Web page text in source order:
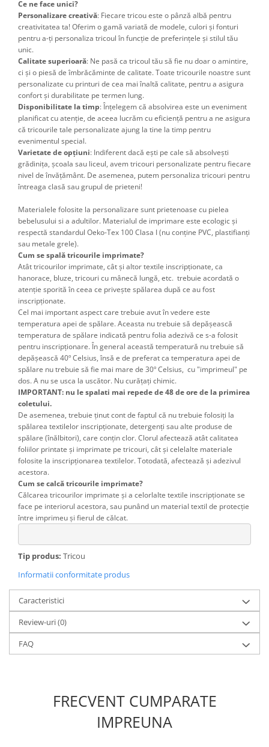
Ce ne face unici?
Personalizare creativă: Fiecare tricou este o pânză albă pentru
creativitatea ta! Oferim o gamă variată de modele, culori și fonturi
pentru a-ți personaliza tricoul în funcție de preferințele și stilul tău
unic.
Calitate superioară: Ne pasă ca tricoul tău să fie nu doar o amintire,
ci și o piesă de îmbrăcăminte de calitate. Toate tricourile noastre sunt
personalizate cu printuri de cea mai înaltă calitate, pentru a asigura
confort și durabilitate pe termen lung.
Disponibilitate la timp: Înțelegem că absolvirea este un eveniment
planificat cu atenție, de aceea lucrăm cu eficiență pentru a ne asigura
că tricourile tale personalizate ajung la tine la timp pentru
evenimentul special.
Varietate de opțiuni: Indiferent dacă ești pe cale să absolvești
grădinița, școala sau liceul, avem tricouri personalizate pentru fiecare
nivel de învățământ. De asemenea, putem personaliza tricouri pentru
întreaga clasă sau grupul de prieteni!
Materialele folosite la personalizare sunt prietenoase cu pielea
bebelusului si a adultilor. Materialul de imprimare este ecologic și
respectă standardul Oeko-Tex 100 Clasa I (nu conține PVC, plastifianți
sau metale grele).
Cum se spală tricourile imprimate?
Atât tricourilor imprimate, cât şi altor textile inscripţionate, ca
hanorace, bluze, tricouri cu mânecă lungă, etc. trebuie acordată o
atenţie sporită în ceea ce priveşte spălarea după ce au fost
inscripţionate.
Cel mai important aspect care trebuie avut în vedere este
temperatura apei de spălare. Aceasta nu trebuie să depăşească
temperatura de spălare indicată pentru folia adezivă ce s-a folosit
pentru inscripţionare. În general această temperatură nu trebuie să
depăşească 40º Celsius, însă e de preferat ca temperatura apei de
spălare nu trebuie să fie mai mare de 30º Celsius, cu "imprimeul" pe
dos. A nu se usca la uscător. Nu curățați chimic.
IMPORTANT: nu le spalati mai repede de 48 de ore de la primirea
coletului.
De asemenea, trebuie ţinut cont de faptul că nu trebuie folosiţi la
spălarea textilelor inscripţionate, detergenţi sau alte produse de
spălare (înălbitori), care conţin clor. Clorul afectează atât calitatea
foliilor printate şi imprimate pe tricouri, cât şi celelalte materiale
folosite la inscripţionarea textilelor. Totodată, afectează şi adezivul
acestora.
Cum se calcă tricourile imprimate?
Călcarea tricourilor imprimate şi a celorlalte textile inscripţionate se
face pe interiorul acestora, sau punând un material textil de protecţie
între imprimeu şi fierul de călcat.
Tip produs: Tricou
Informatii conformitate produs
Caracteristici
Review-uri(0)
FAQ
FRECVENT CUMPARATE
IMPREUNA